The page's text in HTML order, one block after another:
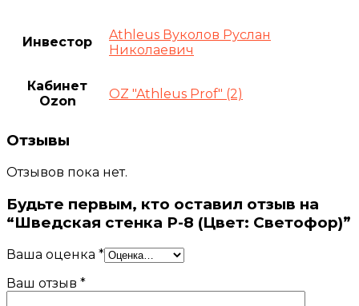
Инвестор
Athleus Вуколов Руслан
Николаевич
Кабинет
Ozon
OZ "Athleus Prof" (2)
Отзывы
Отзывов пока нет.
Будьте первым, кто оставил отзыв на
“Шведская стенка P-8 (Цвет: Светофор)”
Ваша оценка *
Ваш отзыв *